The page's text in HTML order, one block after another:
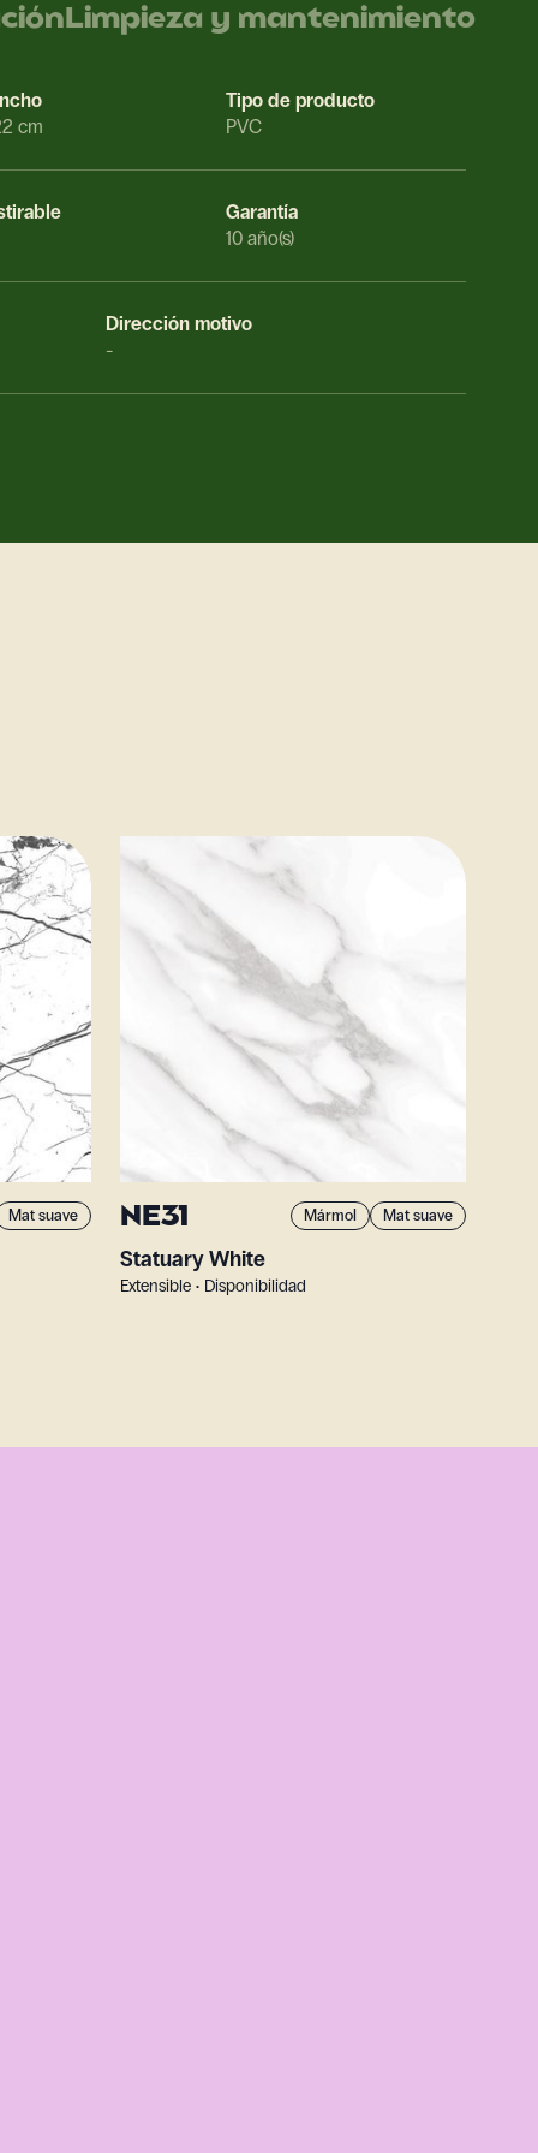
Limpieza y mantenimiento
cm
Tipo de producto
PVC
Garantía
10 año(s)
Dirección motivo
-
Mat suave NE31 Mármol Mat suave
Statuary White
Extensible • Disponibilidad